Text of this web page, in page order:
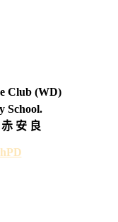
Club (WD)
School.
安 良